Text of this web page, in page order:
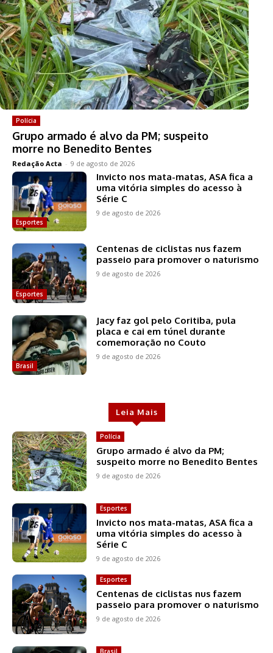
Polícia
Grupo armado é alvo da PM; suspeito
morre no Benedito Bentes
Redação Acta - 9 de agosto de 2026
Esportes
Invicto nos mata-matas, ASA fica a
uma vitória simples do acesso à
Série C
9 de agosto de 2026
Esportes
Centenas de ciclistas nus fazem
passeio para promover o naturismo
9 de agosto de 2026
Brasil
Jacy faz gol pelo Coritiba, pula
placa e cai em túnel durante
comemoração no Couto
9 de agosto de 2026
Leia Mais
Polícia
Grupo armado é alvo da PM;
suspeito morre no Benedito Bentes
9 de agosto de 2026
Esportes
Invicto nos mata-matas, ASA fica a
uma vitória simples do acesso à
Série C
9 de agosto de 2026
Esportes
Centenas de ciclistas nus fazem
passeio para promover o naturismo
9 de agosto de 2026